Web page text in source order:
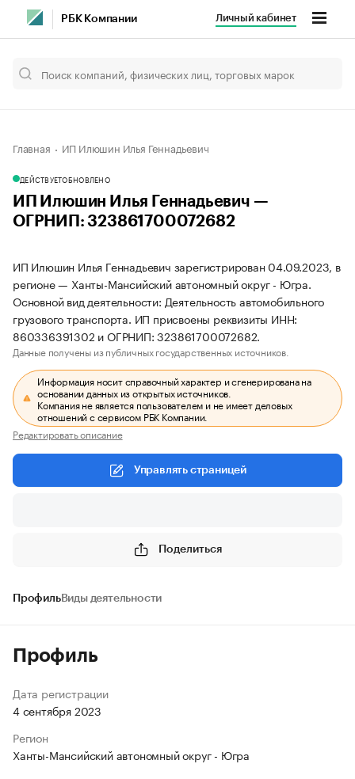
РБК Компании Личный кабинет
Главная ИП Илюшин Илья Геннадьевич
ДЕЙСТВУЕТОБНОВЛЕНО
ИП Илюшин Илья Геннадьевич —
ОГРНИП: 323861700072682
ИП Илюшин Илья Геннадьевич зарегистрирован 04.09.2023, в
регионе — Ханты-Мансийский автономный округ - Югра.
Основной вид деятельности: Деятельность автомобильного
грузового транспорта. ИП присвоены реквизиты ИНН:
860336391302 и ОГРНИП: 323861700072682.
Данные получены из публичных государственных источников.
Информация носит справочный характер и сгенерирована на
основании данных из открытых источников.
Компания не является пользователем и не имеет деловых
отношений с сервисом РБК Компании.
Редактировать описание
Управлять страницей
Поделиться
ПрофильВиды деятельности
Профиль
Дата регистрации
4 сентября 2023
Регион
Ханты-Мансийский автономный округ - Югра